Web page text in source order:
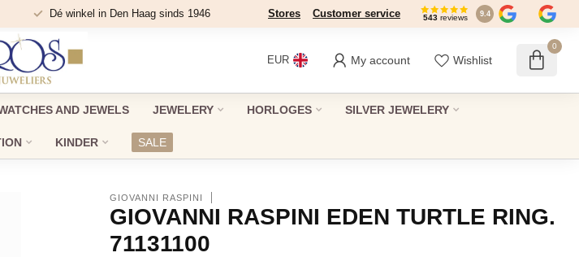
Dé winkel in Den Haag sinds 1946 Stores Customer service 543 reviews 9.4
EUR My account Wishlist
0
AND JEWELS JEWELERY HORLOGES SILVER JEWELERY
KINDER SALE
GIOVANNI RASPINI
GIOVANNI RASPINI EDEN TURTLE RING.
71131100